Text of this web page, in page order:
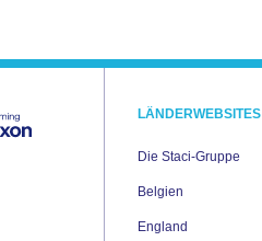
LÄNDERWEBSITES
Die Staci-Gruppe
Belgien
England